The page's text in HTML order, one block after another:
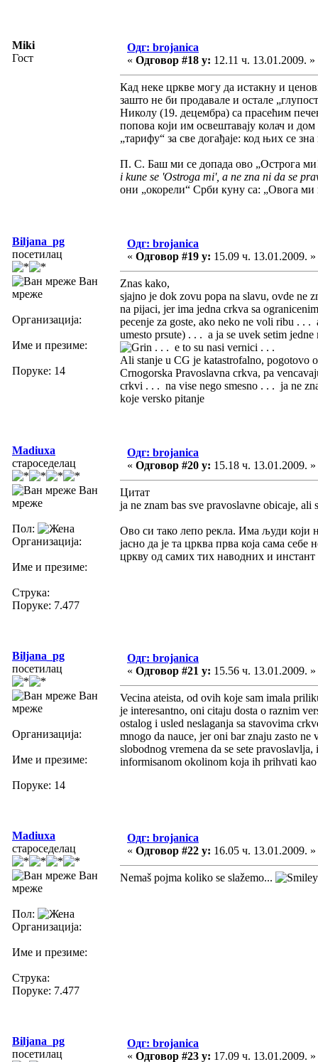
Miki
Гост
Одг: brojanica
« Одговор #18 у: 12.11 ч. 13.01.2009. »
Кад неке цркве могу да истакну и
зашто не би продавале и остале
Николу (19. децембра) са прасећим
попова који им освештавају колач и
„тарифу“ за све догађаје: код њих се
П. С. Баш ми се допада ово „Острога
i kune se 'Ostroga mi', a ne zna ni da se
они „окорели“ Срби куну са: „Овога ми
Biljana_pg
посетилац
Ван
мреже
Организација:
Име и презиме:
Поруке: 14
Одг: brojanica
« Одговор #19 у: 15.09 ч. 13.01.2009. »
Znas kako,
sjajno je dok zovu popa na slavu, ovde ne
na pijaci, jer ima jedna crkva sa
pecenje za goste, ako neko ne voli ribu . . .
umesto prsute) . . . a ja se uvek setim
. . . e to su nasi vernici . . .
Ali stanje u CG je katastrofalno, pogotovo
Crnogorska Pravoslavna crkva, pa
crkvi . . . na vise nego smesno . . . ja ne
koje versko pitanje
Madiuxa
староседелац
Ван
мреже
Пол:
Организација:
Име и презиме:
Струка:
Поруке: 7.477
Одг: brojanica
« Одговор #20 у: 15.18 ч. 13.01.2009. »
Цитат
ja ne znam bas sve pravoslavne obicaje,
Ово си тако лепо рекла. Има људи који
јасно да је та црква прва која сама
цркву од самих тих наводних и
Biljana_pg
посетилац
Ван
мреже
Организација:
Име и презиме:
Поруке: 14
Одг: brojanica
« Одговор #21 у: 15.56 ч. 13.01.2009. »
Vecina ateista, od ovih koje sam imala
je interesantno, oni citaju dosta o raznim
ostalog i usled neslaganja sa stavovima
mnogo da nauce, jer oni bar znaju zasto
slobodnog vremena da se sete
informisanom okolinom koja ih prihvati
Madiuxa
староседелац
Ван
мреже
Пол:
Организација:
Име и презиме:
Струка:
Поруке: 7.477
Одг: brojanica
« Одговор #22 у: 16.05 ч. 13.01.2009. »
Nemaš pojma koliko se slažemo...
Biljana_pg
посетилац
Одг: brojanica
« Одговор #23 у: 17.09 ч. 13.01.2009. »